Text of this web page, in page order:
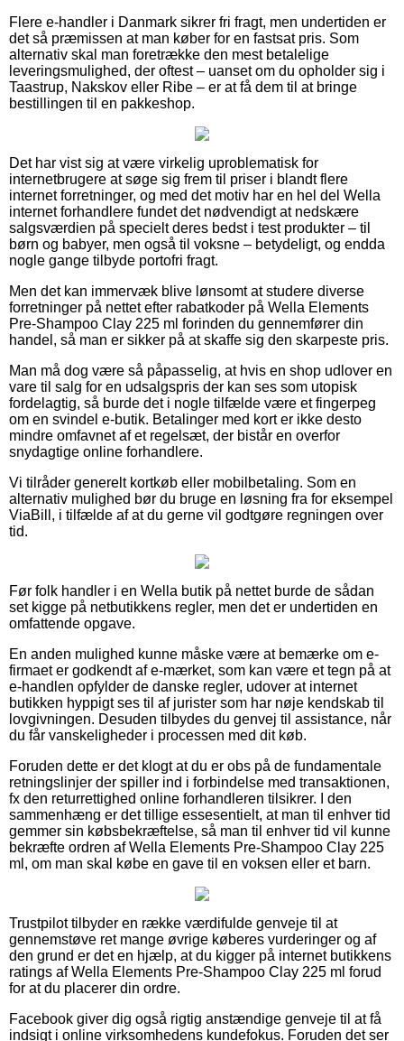
Flere e-handler i Danmark sikrer fri fragt, men undertiden er
det så præmissen at man køber for en fastsat pris. Som
alternativ skal man foretrække den mest betalelige
leveringsmulighed, der oftest – uanset om du opholder sig i
Taastrup, Nakskov eller Ribe – er at få dem til at bringe
bestillingen til en pakkeshop.
Det har vist sig at være virkelig uproblematisk for
internetbrugere at søge sig frem til priser i blandt flere
internet forretninger, og med det motiv har en hel del Wella
internet forhandlere fundet det nødvendigt at nedskære
salgsværdien på specielt deres bedst i test produkter – til
børn og babyer, men også til voksne – betydeligt, og endda
nogle gange tilbyde portofri fragt.
Men det kan immervæk blive lønsomt at studere diverse
forretninger på nettet efter rabatkoder på Wella Elements
Pre-Shampoo Clay 225 ml forinden du gennemfører din
handel, så man er sikker på at skaffe sig den skarpeste pris.
Man må dog være så påpasselig, at hvis en shop udlover en
vare til salg for en udsalgspris der kan ses som utopisk
fordelagtig, så burde det i nogle tilfælde være et fingerpeg
om en svindel e-butik. Betalinger med kort er ikke desto
mindre omfavnet af et regelsæt, der bistår en overfor
snydagtige online forhandlere.
Vi tilråder generelt kortkøb eller mobilbetaling. Som en
alternativ mulighed bør du bruge en løsning fra for eksempel
ViaBill, i tilfælde af at du gerne vil godtgøre regningen over
tid.
Før folk handler i en Wella butik på nettet burde de sådan
set kigge på netbutikkens regler, men det er undertiden en
omfattende opgave.
En anden mulighed kunne måske være at bemærke om e-
firmaet er godkendt af e-mærket, som kan være et tegn på at
e-handlen opfylder de danske regler, udover at internet
butikken hyppigt ses til af jurister som har nøje kendskab til
lovgivningen. Desuden tilbydes du genvej til assistance, når
du får vanskeligheder i processen med dit køb.
Foruden dette er det klogt at du er obs på de fundamentale
retningslinjer der spiller ind i forbindelse med transaktionen,
fx den returrettighed online forhandleren tilsikrer. I den
sammenhæng er det tillige essesentielt, at man til enhver tid
gemmer sin købsbekræftelse, så man til enhver tid vil kunne
bekræfte ordren af Wella Elements Pre-Shampoo Clay 225
ml, om man skal købe en gave til en voksen eller et barn.
Trustpilot tilbyder en række værdifulde genveje til at
gennemstøve ret mange øvrige køberes vurderinger og af
den grund er det en hjælp, at du kigger på internet butikkens
ratings af Wella Elements Pre-Shampoo Clay 225 ml forud
for at du placerer din ordre.
Facebook giver dig også rigtig anstændige genveje til at få
indsigt i online virksomhedens kundefokus. Foruden det ser